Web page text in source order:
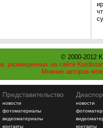
© 2000-2012
размещенных на сайте
Мнение авторов
Представительство
новости
фотоматериалы
видеоматериалы
контакты
новости
контакты